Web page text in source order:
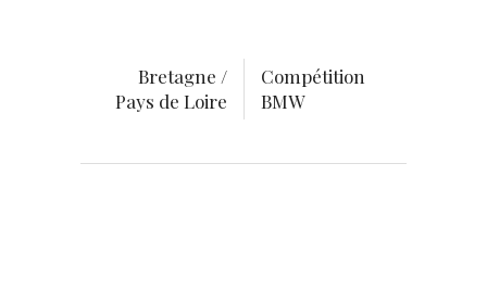
Bretagne /
Pays de Loire
Compétition
BMW